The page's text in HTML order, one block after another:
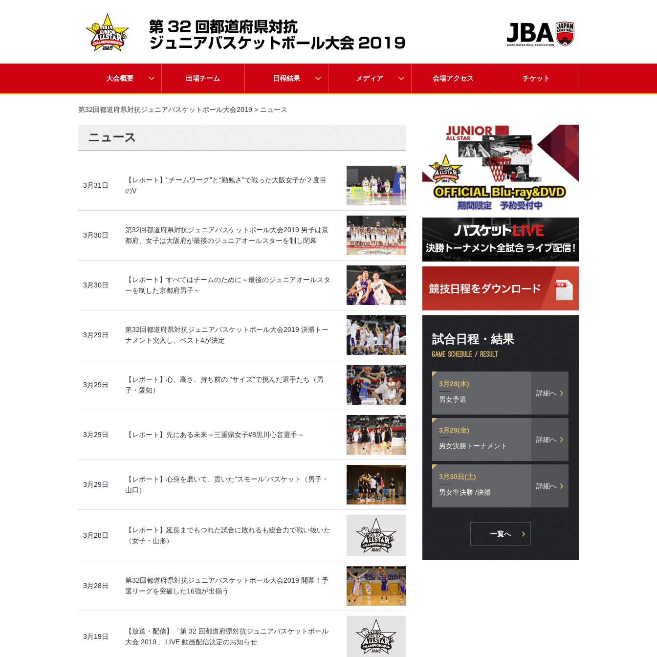
大会概要 出場チーム 日程結果 メディア 会場アクセス チケット
第32回都道府県対抗ジュニアバスケットボール大会2019 > ニュース
ニュース
3月31日
【レポート】“チームワーク”と“勤勉さ”で戦った大阪女子が２度目
のV
3月30日
第32回都道府県対抗ジュニアバスケットボール大会2019 男子は京
都府、女子は大阪府が最後のジュニアオールスターを制し閉幕
3月30日
【レポート】すべてはチームのために～最後のジュニアオールスタ
ーを制した京都府男子～
3月29日
第32回都道府県対抗ジュニアバスケットボール大会2019 決勝トー
ナメント突入し、ベスト4が決定
3月29日
【レポート】心、高さ、持ち前の “サイズ”で挑んだ選手たち（男
子・愛知）
3月29日 【レポート】先にある未来～三重県女子#8黒川心音選手～
3月29日
【レポート】心身を磨いて、貫いた“スモール”バスケット（男子・
山口）
3月28日
【レポート】延長までもつれた試合に敗れるも総合力で戦い抜いた
（女子・山形）
3月28日
第32回都道府県対抗ジュニアバスケットボール大会2019 開幕！予
選リーグを突破した16強が出揃う
3月19日
【放送・配信】「第 32 回都道府県対抗ジュニアバスケットボール
大会 2019」 LIVE 動画配信決定のお知らせ
試合日程・結果
3月28(木)
男女予選
詳細へ
3月29(金)
男女決勝トーナメント
詳細へ
3月30日(土)
男女準決勝 /決勝
詳細へ
一覧へ